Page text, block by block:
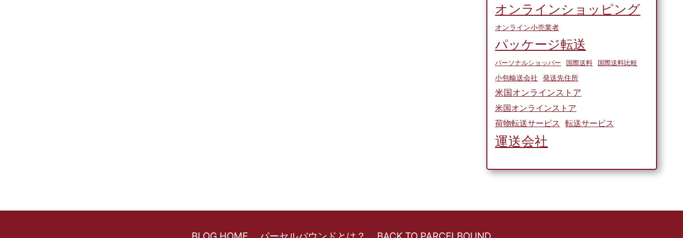
オンラインショッピング
オンライン小売業者
パッケージ転送
パーソナルショッパー 国際送料 国際送料比較
小包輸送会社 発送先住所
米国オンラインストア
米国オンラインストア
荷物転送サービス
転送サービス
運送会社